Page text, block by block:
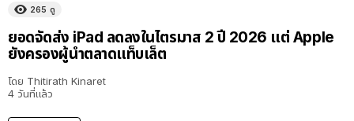
265 ดู
ยอดจัดส่ง iPad ลดลงในไตรมาส 2 ปี 2026 แต่ Apple
ยังครองผู้นำตลาดแท็บเล็ต
โดย Thitirath Kinaret
4 วันที่แล้ว